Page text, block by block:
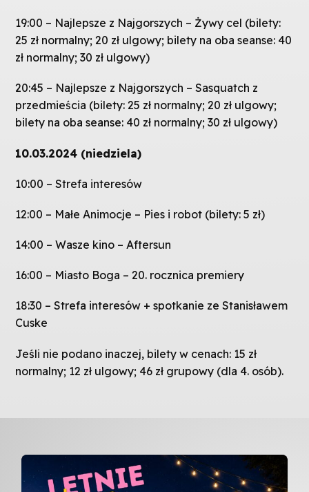
19:00 – Najlepsze z Najgorszych – Żywy cel (bilety:
25 zł normalny; 20 zł ulgowy; bilety na oba seanse: 40
zł normalny; 30 zł ulgowy)
20:45 – Najlepsze z Najgorszych – Sasquatch z
przedmieścia (bilety: 25 zł normalny; 20 zł ulgowy;
bilety na oba seanse: 40 zł normalny; 30 zł ulgowy)
10.03.2024 (niedziela)
10:00 – Strefa interesów
12:00 – Małe Animocje – Pies i robot (bilety: 5 zł)
14:00 – Wasze kino – Aftersun
16:00 – Miasto Boga – 20. rocznica premiery
18:30 – Strefa interesów + spotkanie ze Stanisławem
Cuske
Jeśli nie podano inaczej, bilety w cenach: 15 zł
normalny; 12 zł ulgowy; 46 zł grupowy (dla 4. osób).